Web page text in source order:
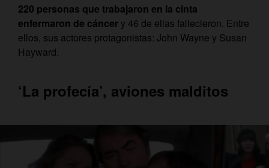
220 personas que trabajaron en la cinta
enfermaron de cáncer y 46 de ellas fallecieron. Entre
ellos, sus actores protagonistas: John Wayne y Susan
Hayward.
‘La profecía’, aviones malditos